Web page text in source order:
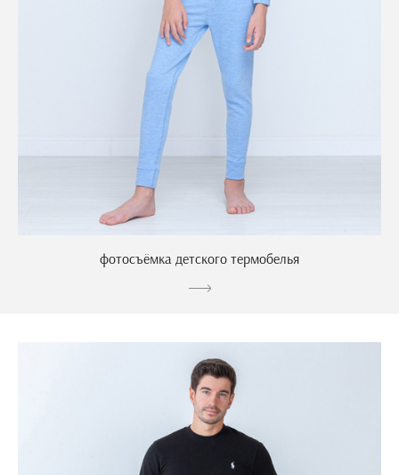
фотосъёмка детского термобелья